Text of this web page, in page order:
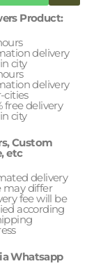
Product:
delivery
city
delivery
cities
free delivery
city
Custom
etc
delivery
may differ
fee will be
according
Whatsapp